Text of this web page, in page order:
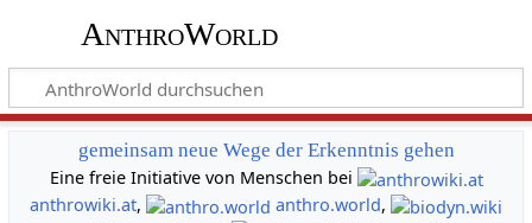
AnthroWorld
gemeinsam neue Wege der Erkenntnis gehen
Eine freie Initiative von Menschen bei
anthrowiki.at, anthro.world,